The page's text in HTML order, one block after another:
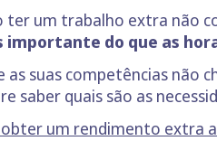
ter um trabalho extra não
importante do que as
as suas competências não
saber quais são as
um rendimento extra